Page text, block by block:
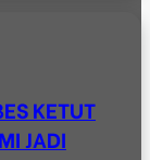
KETUT
JADI